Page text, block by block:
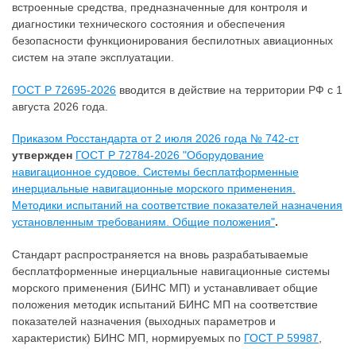
встроенные средства, предназначенные для контроля и
диагностики технического состояния и обеспечения
безопасности функционирования беспилотных авиационных
систем на этапе эксплуатации.
ГОСТ Р 72695-2026 вводится в действие на территории РФ с 1
августа 2026 года.
Приказом Росстандарта от 2 июля 2026 года № 742-ст
утвержден ГОСТ Р 72784-2026 "Оборудование
навигационное судовое. Системы бесплатформенные
инерциальные навигационные морского применения.
Методики испытаний на соответствие показателей назначения
установленным требованиям. Общие положения".
Стандарт распространяется на вновь разрабатываемые
бесплатформенные инерциальные навигационные системы
морского применения (БИНС МП) и устанавливает общие
положения методик испытаний БИНС МП на соответствие
показателей назначения (выходных параметров и
характеристик) БИНС МП, нормируемых по ГОСТ Р 59987